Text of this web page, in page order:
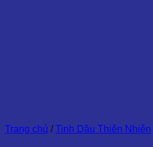
Trang chủ / Tinh Dầu Thiên Nhiên